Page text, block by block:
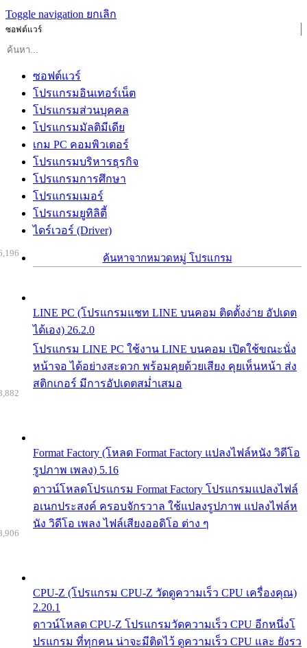
Toggle navigation ยกเลิก
ซอฟต์แวร์
ซอฟต์แวร์
โปรแกรมอินเทอร์เน็ต
โปรแกรมส่วนบุคคล
โปรแกรมมัลติมีเดีย
เกม PC คอมพิวเตอร์
โปรแกรมบริหารธุรกิจ
โปรแกรมการศึกษา
โปรแกรมเมอร์
โปรแกรมยูทิลิตี้
ไดร์เวอร์ (Driver)
ค้นหาจากหมวดหมู่ โปรแกรม
LINE PC (โปรแกรมแชท LINE บนคอม ติดตั้งง่าย อัปเดต
ได้เอง) 26.2.0
โปรแกรม LINE PC ใช้งาน LINE บนคอม เปิดใช้ขณะนั่ง
หน้าจอ ได้อย่างสะดวก พร้อมคุยด้วยเสียง คุยเห็นหน้า ส่ง
สติกเกอร์ มีการอัปเดตสม่ำเสมอ
Format Factory (โหลด Format Factory แปลงไฟล์หนัง วิดีโอ
รูปภาพ เพลง) 5.16
ดาวน์โหลดโปรแกรม Format Factory โปรแกรมแปลงไฟล์
อเนกประสงค์ ครอบจักรวาล ใช้แปลงรูปภาพ แปลงไฟล์ห
นัง วิดีโอ เพลง ไฟล์เสียงออดิโอ ต่าง ๆ
CPU-Z (โปรแกรม CPU-Z วัดดูความเร็ว CPU เครื่องคุณ)
2.20.1
ดาวน์โหลด CPU-Z โปรแกรมวัดความเร็ว CPU อีกหนึ่งโ
ปรแกรม ที่ทุกคน น่าจะมีติดไว้ ดูความเร็ว CPU และ ยังรว